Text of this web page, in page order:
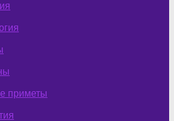
приметы